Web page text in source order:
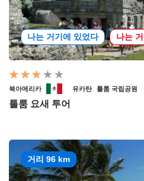
나는 거기에 있었다 나는
북아메리카 유카탄 툴룸 국립공원
툴룸 요새 투어
거리 96 km